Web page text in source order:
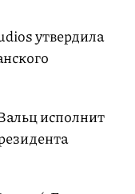
утвердила
исполнит